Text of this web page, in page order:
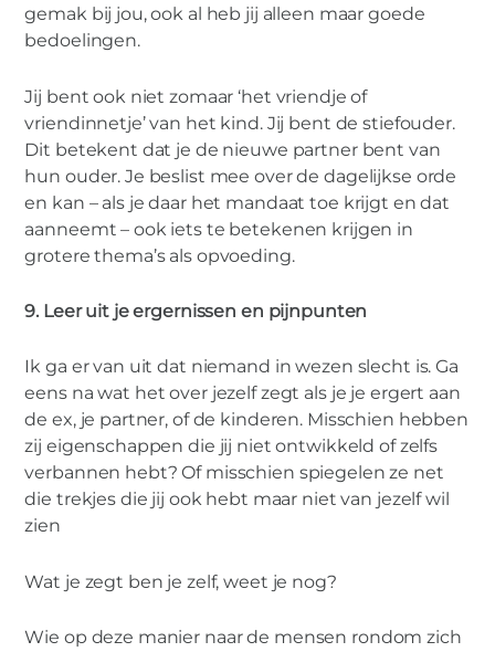
gemak bij jou, ook al heb jij alleen maar goede
bedoelingen.
Jij bent ook niet zomaar ‘het vriendje of
vriendinnetje’ van het kind. Jij bent de stiefouder.
Dit betekent dat je de nieuwe partner bent van
hun ouder. Je beslist mee over de dagelijkse orde
en kan – als je daar het mandaat toe krijgt en dat
aanneemt – ook iets te betekenen krijgen in
grotere thema’s als opvoeding.
9. Leer uit je ergernissen en pijnpunten
Ik ga er van uit dat niemand in wezen slecht is. Ga
eens na wat het over jezelf zegt als je je ergert aan
de ex, je partner, of de kinderen. Misschien hebben
zij eigenschappen die jij niet ontwikkeld of zelfs
verbannen hebt? Of misschien spiegelen ze net
die trekjes die jij ook hebt maar niet van jezelf wil
zien
Wat je zegt ben je zelf, weet je nog?
Wie op deze manier naar de mensen rondom zich